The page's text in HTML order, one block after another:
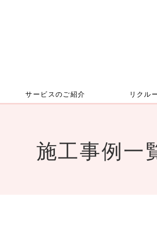
サービスのご紹介 リクル
施工事例一